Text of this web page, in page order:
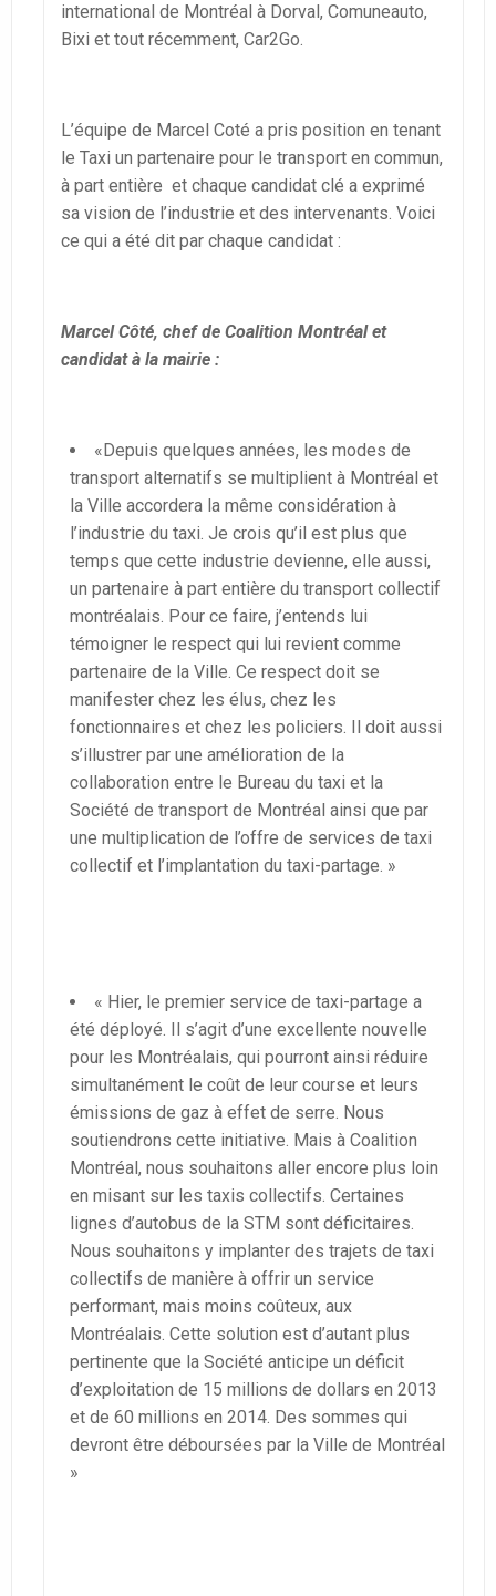
international de Montréal à Dorval, Comuneauto,
Bixi et tout récemment, Car2Go.
L’équipe de Marcel Coté a pris position en tenant
le Taxi un partenaire pour le transport en commun,
à part entière et chaque candidat clé a exprimé
sa vision de l’industrie et des intervenants. Voici
ce qui a été dit par chaque candidat :
Marcel Côté, chef de Coalition Montréal et
candidat à la mairie :
«Depuis quelques années, les modes de
transport alternatifs se multiplient à Montréal et
la Ville accordera la même considération à
l’industrie du taxi. Je crois qu’il est plus que
temps que cette industrie devienne, elle aussi,
un partenaire à part entière du transport collectif
montréalais. Pour ce faire, j’entends lui
témoigner le respect qui lui revient comme
partenaire de la Ville. Ce respect doit se
manifester chez les élus, chez les
fonctionnaires et chez les policiers. Il doit aussi
s’illustrer par une amélioration de la
collaboration entre le Bureau du taxi et la
Société de transport de Montréal ainsi que par
une multiplication de l’offre de services de taxi
collectif et l’implantation du taxi-partage. »
« Hier, le premier service de taxi-partage a
été déployé. Il s’agit d’une excellente nouvelle
pour les Montréalais, qui pourront ainsi réduire
simultanément le coût de leur course et leurs
émissions de gaz à effet de serre. Nous
soutiendrons cette initiative. Mais à Coalition
Montréal, nous souhaitons aller encore plus loin
en misant sur les taxis collectifs. Certaines
lignes d’autobus de la STM sont déficitaires.
Nous souhaitons y implanter des trajets de taxi
collectifs de manière à offrir un service
performant, mais moins coûteux, aux
Montréalais. Cette solution est d’autant plus
pertinente que la Société anticipe un déficit
d’exploitation de 15 millions de dollars en 2013
et de 60 millions en 2014. Des sommes qui
devront être déboursées par la Ville de Montréal
»